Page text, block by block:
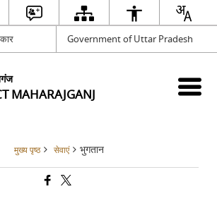
Government of Uttar Pradesh
MAHARAJGANJ
मुख्य पृष्ठ सेवाएं भुगतान